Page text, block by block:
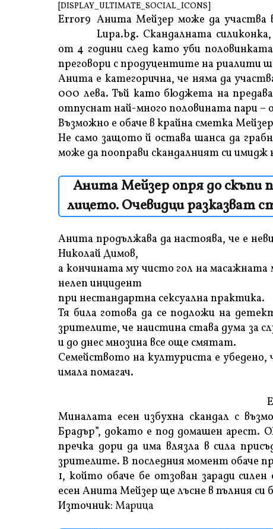
[DISPLAY_ULTIMATE_SOCIAL_ICONS]
Error9 Анита Мейзер може да участва
Lupa.bg. Скандалната
от 4 години след като уби
преговори с продуцентите на риалити
Анита е категорична, че няма да
000 лева. Тъй като бюджета на
отпуснат най-много половината пари –
Възможно е обаче в крайна сметка
Не само защото й остава шанса да
може да пооправи скандалният си имидж
Анита Мейзер опря до скъпи
лицето. Очевидци разказват
Анита продължава да настоява, че е
Николай Димов,
а кончината му чисто гол на масажната
нелеп инцидент
при нестандартна сексуална практика.
Тя била готова да се подложи на
зрителите, че наистина става дума за
и до днес мнозина все още смятат.
Семейството на културиста е убедено,
имала помагач.
Миналата есен избухна скандал с
Брадър”, докато е под домашен арест.
пречка дори да има влязла в сила
зрителите. В последния момент обаче
1, който обаче бе отзован заради
есен Анита Мейзер ще лъсне в пълния си
Източник: Марица